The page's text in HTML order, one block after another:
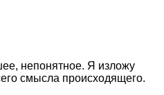
непонятное. Я изложу
смысла происходящего.